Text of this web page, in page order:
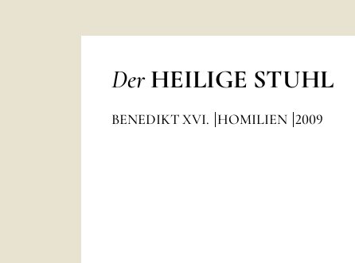
Der HEILIGE STUHL
BENEDIKT XVI. HOMILIEN 2009